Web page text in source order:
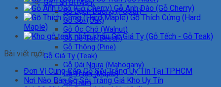
Gỗ Tần Bì (Ash)
Gỗ Bạch Dương (Poplar)
Gỗ Sồi (Oak)
Gỗ Óc Chó (Walnut)
Gỗ Dẻ Gai (Beech)
Gỗ Thông (Pine)
Gỗ Giá Tỵ (Teak)
Gỗ Dái Ngựa (Mahogany)
Gỗ Thích (Maple)
Gỗ Tràm
Gỗ Anh Đào (Gỗ Cherry)
Gỗ Thích Cứng (Hard
Maple)
Gỗ Giá Tỵ (Gỗ Tếch - Gỗ Teak)
Bài viết mới
Đơn Vị Cung Cấp Gỗ Sồi Trắng Uy Tín Tại TPHCM
Nơi Nào Bán Gỗ Sồi Trắng Giá Kho Uy Tín